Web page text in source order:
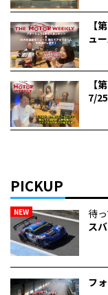
【
ュ
【
7/
PICKUP
NEW
待
ス
フ